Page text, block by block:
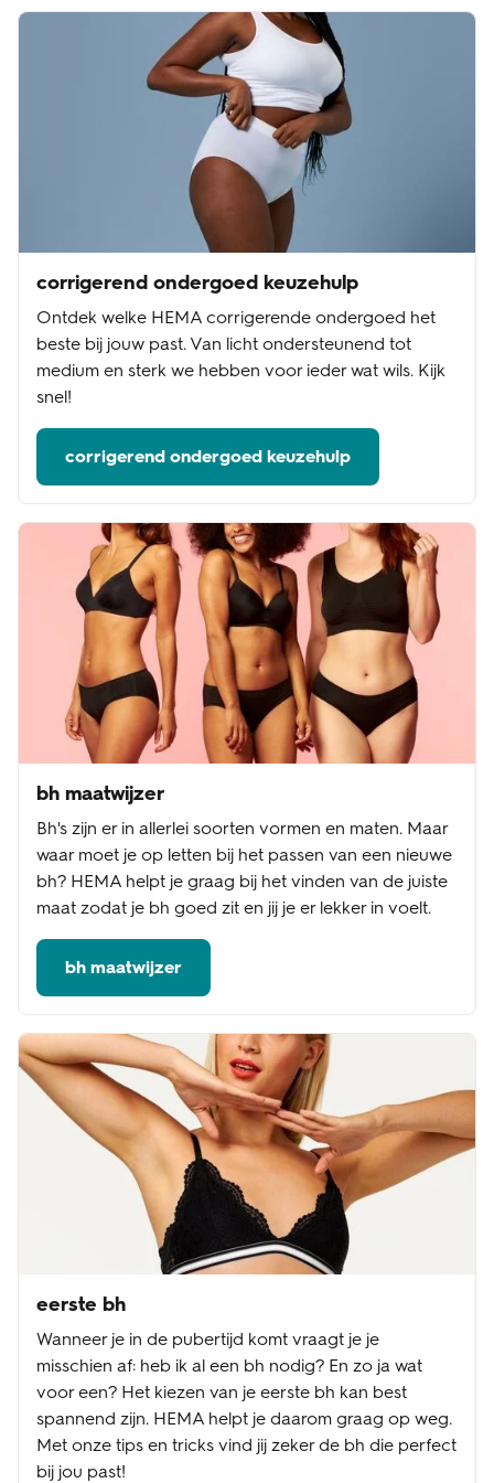
corrigerend ondergoed keuzehulp
Ontdek welke HEMA corrigerende ondergoed het
beste bij jouw past. Van licht ondersteunend tot
medium en sterk we hebben voor ieder wat wils. Kijk
snel!
corrigerend ondergoed keuzehulp
bh maatwijzer
Bh's zijn er in allerlei soorten vormen en maten. Maar
waar moet je op letten bij het passen van een nieuwe
bh? HEMA helpt je graag bij het vinden van de juiste
maat zodat je bh goed zit en jij je er lekker in voelt.
bh maatwijzer
eerste bh
Wanneer je in de pubertijd komt vraagt je je
misschien af: heb ik al een bh nodig? En zo ja wat
voor een? Het kiezen van je eerste bh kan best
spannend zijn. HEMA helpt je daarom graag op weg.
Met onze tips en tricks vind jij zeker de bh die perfect
bij jou past!